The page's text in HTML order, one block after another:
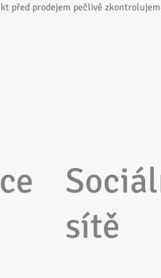
před prodejem pečlivě
sítě